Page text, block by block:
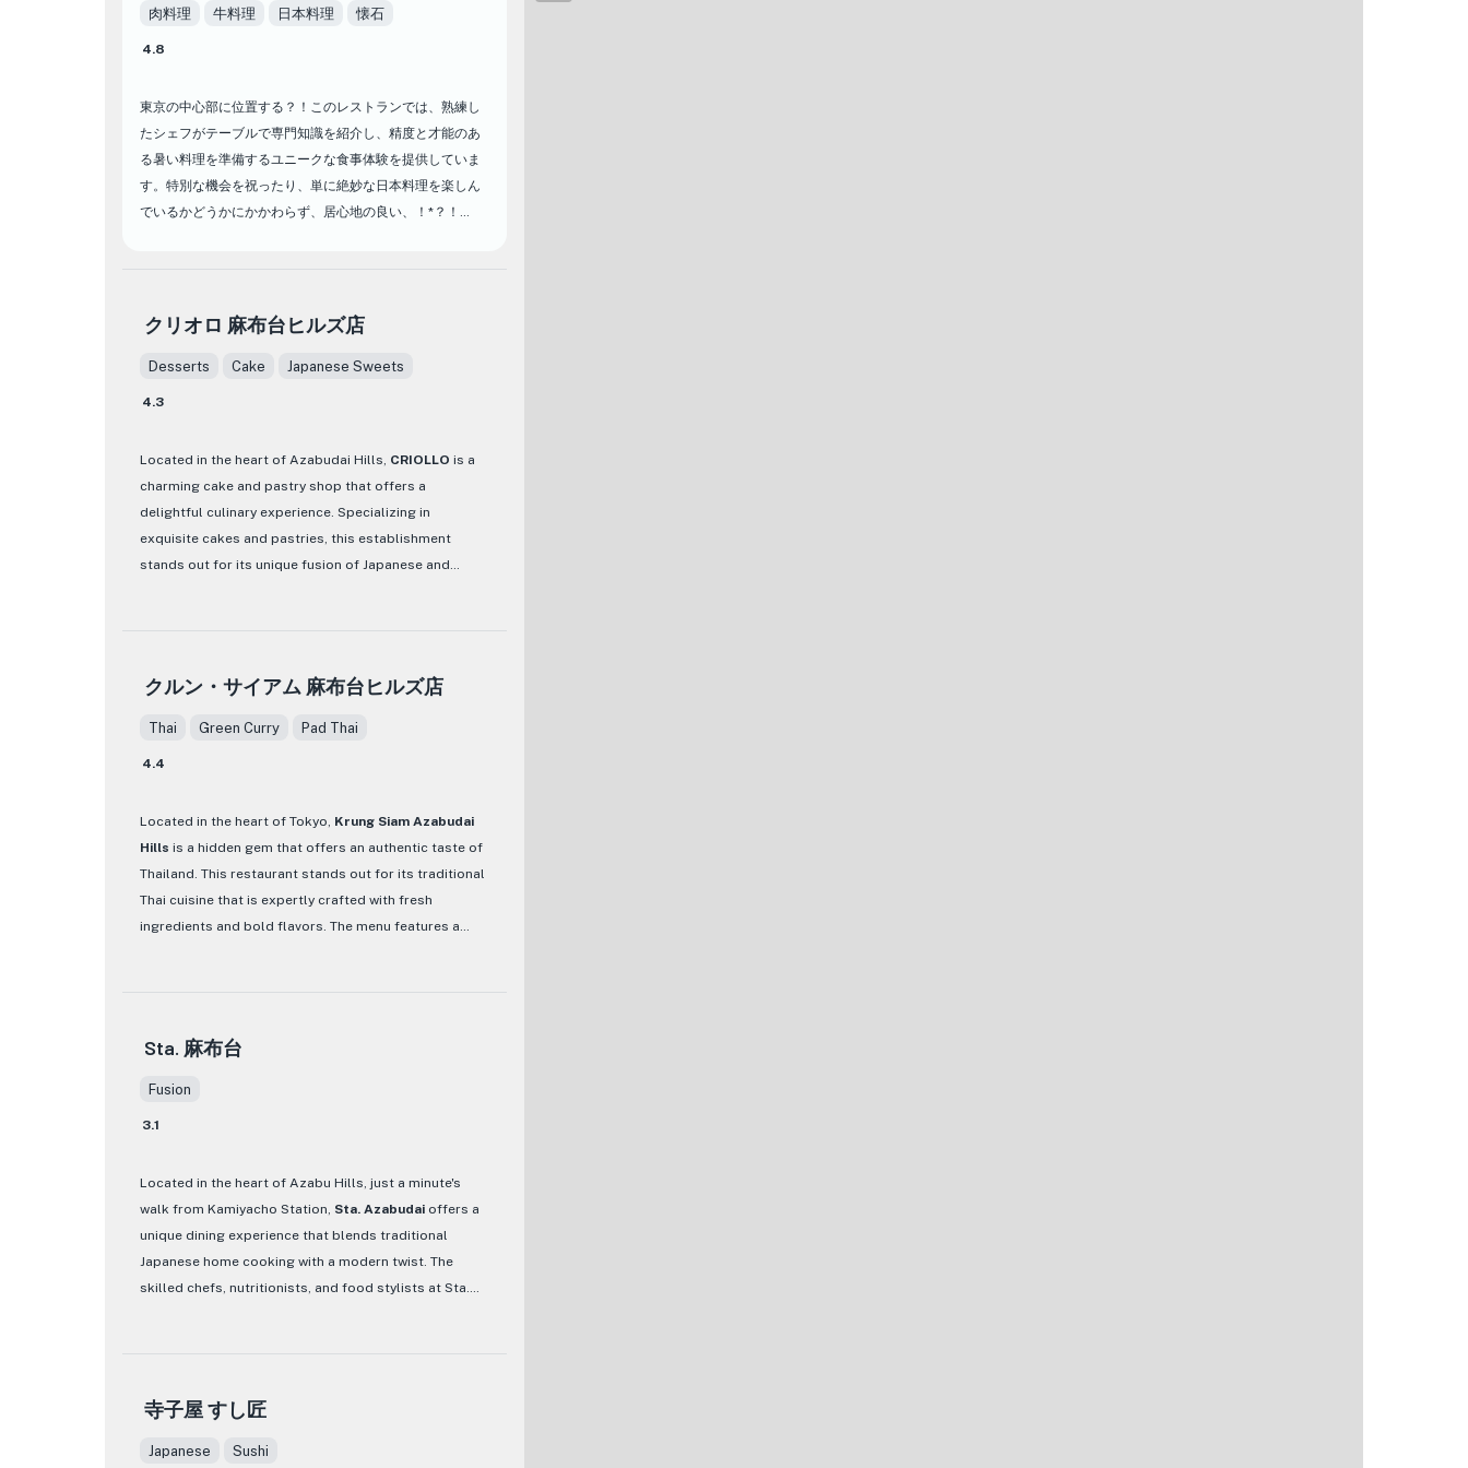
肉料理 牛料理 日本料理 懐石
4.8
東京の中心部に位置する？！このレストランでは、熟練し
たシェフがテーブルで専門知識を紹介し、精度と才能のあ
る暑い料理を準備するユニークな食事体験を提供していま
す。特別な機会を祝ったり、単に絶妙な日本料理を楽しん
でいるかどうかにかかわらず、居心地の良い、！*？！
まで、各メニュー項目は、料理の卓越性に対するレストラ
肉であろうと新鮮なシーフードのファンであろうと、？！
*？！*？！*は、あらゆる口蓋に対応するための多様なセレ
クリオロ 麻布台ヒルズ店
Desserts Cake Japanese Sweets
4.3
Located in the heart of Azabudai Hills, CRIOLLO is a
charming cake and pastry shop that offers a
delightful culinary experience. Specializing in
exquisite cakes and pastries, this establishment
stands out for its unique fusion of Japanese and
Step into CRIOLLO and immerse yourself in a cozy and
in their signature desserts. Whether you're craving a
classic Japanese cake or a European-style pastry,
CRIOLLO's menu has something to satisfy every sweet
tooth. With a focus on quality ingredients and expert
craftsmanship, each bite is a harmonious blend of
bite tells a story of tradition, innovation, and pure
culinary delight.
クルン・サイアム 麻布台ヒルズ店
Thai Green Curry Pad Thai
4.4
Located in the heart of Tokyo, Krung Siam Azabudai
Hills is a hidden gem that offers an authentic taste of
Thailand. This restaurant stands out for its traditional
Thai cuisine that is expertly crafted with fresh
ingredients and bold flavors. The menu features a
What sets Krung Siam Azabudai Hills apart is not only
its delectable food but also its charming ambiance.
inviting atmosphere. Whether you're craving a spicy
Tom Yum soup or a refreshing Mango Sticky Rice
dessert, this establishment promises a culinary
journey through the vibrant flavors of Thailand. If
you're looking for an authentic Thai dining experience
Sta. 麻布台
Fusion
3.1
Located in the heart of Azabu Hills, just a minute's
walk from Kamiyacho Station, Sta. Azabudai offers a
unique dining experience that blends traditional
Japanese home cooking with a modern twist. The
skilled chefs, nutritionists, and food stylists at Sta.
indulgence.
寺子屋 すし匠
Japanese Sushi